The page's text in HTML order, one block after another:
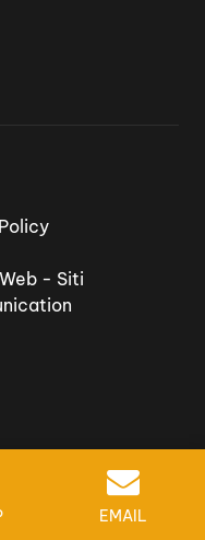
- Siti
EMAIL